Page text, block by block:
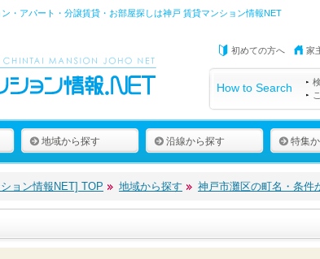
・アパート・分譲賃貸・お部屋探しは神戸 賃貸マンション情報NET
初めての方へ 家
How to Search
地域から探す 沿線から探す 特集
ョン情報NET] TOP 地域から探す 神戸市灘区の町名・条件